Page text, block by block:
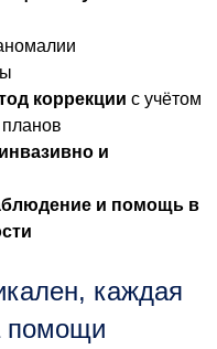
коррекции с учётом
и
и помощь в
каждая
помощи